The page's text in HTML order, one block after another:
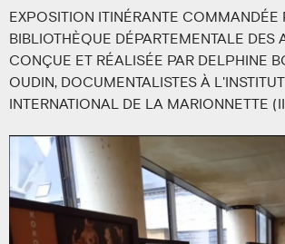
EXPOSITION ITINÉRANTE COMMANDÉE
BIBLIOTHÈQUE DÉPARTEMENTALE DES
CONÇUE ET RÉALISÉE PAR DELPHINE
OUDIN, DOCUMENTALISTES À L'INSTITUT
INTERNATIONAL DE LA MARIONNETTE